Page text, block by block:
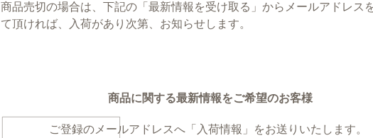
商品売切の場合は、下記の「最新情報を受け取る」からメールアドレス
て頂ければ、入荷があり次第、お知らせします。
商品に関する最新情報をご希望のお客様
ご登録のメールアドレスへ 「入荷情報」をお送りいたします。